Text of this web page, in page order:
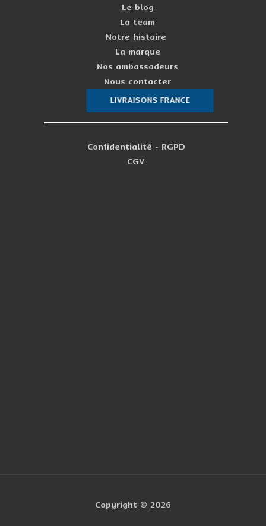
Le blog
La team
Notre histoire
La marque
Nos ambassadeurs
Nous contacter
LIVRAISONS FRANCE
Confidentialité - RGPD
CGV
Copyright © 2026